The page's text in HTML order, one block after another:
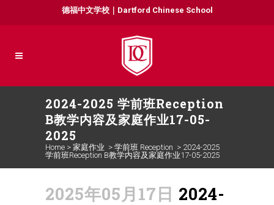
德福中文学校｜Dartford Chinese School
2024-2025 学前班Reception
B教学内容及家庭作业17-05-
2025
Home > 家庭作业 > 学前班 Reception > 2024-2025
学前班Reception B教学内容及家庭作业17-05-2025
2025年05月17日 2024-